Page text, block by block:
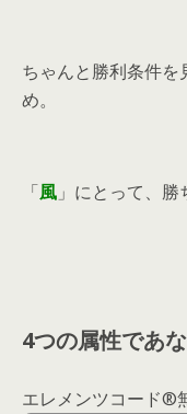
ちゃんと勝利条件
め。
「風 」にとって、勝
4つの属性であ
エレメンツコード®︎